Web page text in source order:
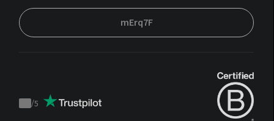
mErq7F
Trustpilot
/5